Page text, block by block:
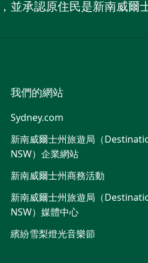
並承認原住民是新南威爾
我們的網站
Sydney.com
新南威爾士州旅遊局（
NSW）企業網站
新南威爾士州商務活動
新南威爾士州旅遊局（
NSW）媒體中心
繽紛雪梨燈光音樂節